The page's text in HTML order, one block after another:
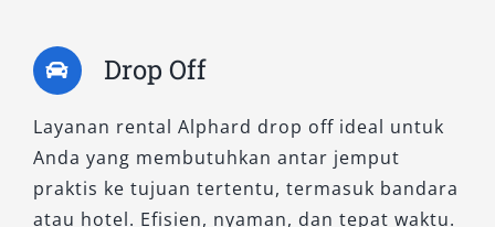
menikmati pengalaman berkendara premium.
Dengan beragam pilihan tipe Alphard terbaru,
kami memastikan setiap pelanggan dapat
menemukan kendaraan yang sesuai
kebutuhan, baik untuk keluarga, bisnis,
Drop Off
Layanan rental Alphard drop off ideal untuk
Anda yang membutuhkan antar jemput
praktis ke tujuan tertentu, termasuk bandara
atau hotel. Efisien, nyaman, dan tepat waktu.